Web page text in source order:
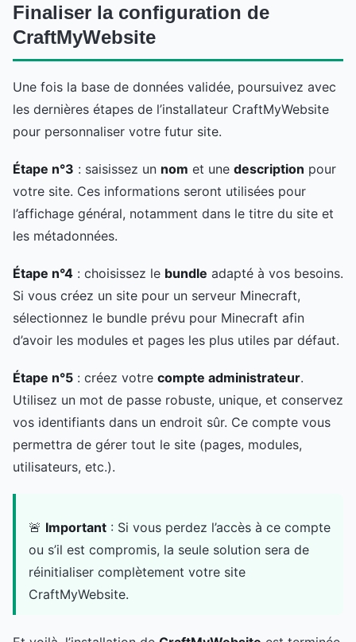
Finaliser la configuration de
CraftMyWebsite
Une fois la base de données validée, poursuivez avec
les dernières étapes de l’installateur CraftMyWebsite
pour personnaliser votre futur site.
Étape n°3 : saisissez un nom et une description pour
votre site. Ces informations seront utilisées pour
l’affichage général, notamment dans le titre du site et
les métadonnées.
Étape n°4 : choisissez le bundle adapté à vos besoins.
Si vous créez un site pour un serveur Minecraft,
sélectionnez le bundle prévu pour Minecraft afin
d’avoir les modules et pages les plus utiles par défaut.
Étape n°5 : créez votre compte administrateur.
Utilisez un mot de passe robuste, unique, et conservez
vos identifiants dans un endroit sûr. Ce compte vous
permettra de gérer tout le site (pages, modules,
utilisateurs, etc.).
🚨 Important : Si vous perdez l’accès à ce compte
ou s’il est compromis, la seule solution sera de
réinitialiser complètement votre site
CraftMyWebsite.